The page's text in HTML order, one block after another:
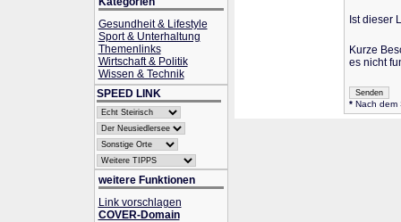
Gesundheit & Lifestyle
Sport & Unterhaltung
Themenlinks
Wirtschaft & Politik
Wissen & Technik
SPEED LINK
weitere Funktionen
Link vorschlagen
COVER-Domain
Ist dieser
Kurze
es nicht
*Nach dem